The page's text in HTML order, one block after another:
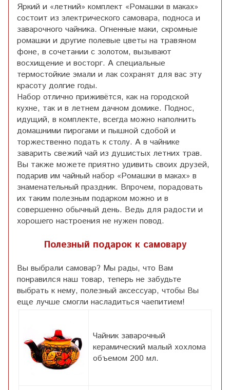
Яркий и «летний» комплект «Ромашки в маках»
состоит из электрического самовара, подноса и
заварочного чайника. Огненные маки, скромные
ромашки и другие полевые цветы на травяном
фоне, в сочетании с золотом, вызывают
восхищение и восторг. А специальные
термостойкие эмали и лак сохранят для вас эту
красоту долгие годы.
Набор отлично приживётся, как на городской
кухне, так и в летнем дачном домике. Поднос,
идущий, в комплекте, всегда можно наполнить
домашними пирогами и пышной сдобой и
торжественно подать к столу. А в чайнике
заварить свежий чай из душистых летних трав.
Вы также можете приятно удивить своих друзей,
подарив им чайный набор «Ромашки в маках» в
знаменательный праздник. Впрочем, порадовать
их таким полезным подарком можно и в
совершенно обычный день. Ведь для радости и
хорошего настроения не нужен повод.
Полезный подарок к самовару
Вы выбрали самовар? Мы рады, что Вам
понравился наш товар, теперь не забудьте
выбрать к нему, полезный аксессуар, чтобы Вы
еще лучше смогли насладиться чаепитием!
Чайник заварочный
керамический малый хохлома
объемом 200 мл.